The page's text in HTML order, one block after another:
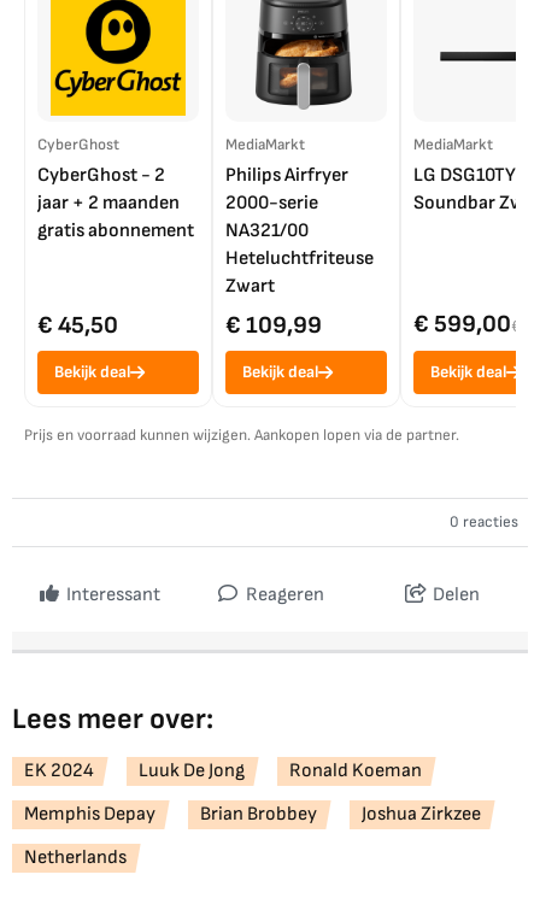
CyberGhost
CyberGhost - 2
jaar + 2 maanden
gratis abonnement
€ 45,50
Bekijk deal
MediaMarkt
Philips Airfryer
2000-serie
NA321/00
Heteluchtfriteuse
Zwart
€ 109,99
Bekijk deal
MediaMarkt
LG DSG10TY
Soundbar
€ 599,00€
Bekijk deal
Prijs en voorraad kunnen wijzigen. Aankopen lopen via de partner.
0 reacties
Interessant Reageren Delen
Lees meer over:
EK 2024 Luuk De Jong
Ronald Koeman
Memphis Depay
Brian Brobbey
Joshua Zirkzee
Netherlands